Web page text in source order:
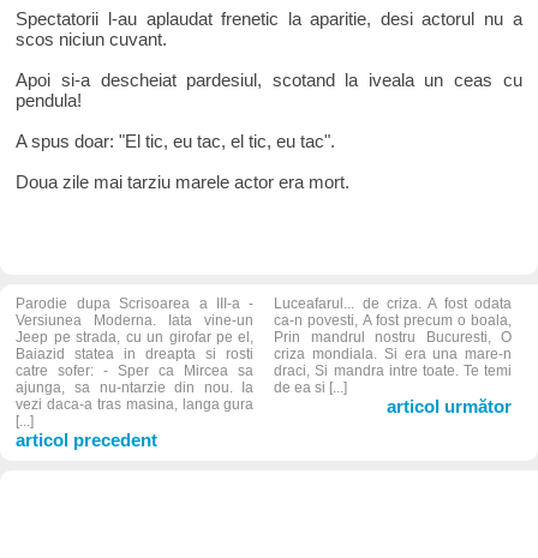
Spectatorii l-au aplaudat frenetic la aparitie, desi actorul nu a
scos niciun cuvant.
Apoi si-a descheiat pardesiul, scotand la iveala un ceas cu
pendula!
A spus doar: "El tic, eu tac, el tic, eu tac".
Doua zile mai tarziu marele actor era mort.
Parodie dupa Scrisoarea a III-a -
Versiunea Moderna. Iata vine-un
Jeep pe strada, cu un girofar pe el,
Baiazid statea in dreapta si rosti
catre sofer: - Sper ca Mircea sa
ajunga, sa nu-ntarzie din nou. Ia
vezi daca-a tras masina, langa gura
[...]
articol precedent
Luceafarul... de criza. A fost odata
ca-n povesti, A fost precum o boala,
Prin mandrul nostru Bucuresti, O
criza mondiala. Si era una mare-n
draci, Si mandra intre toate. Te temi
de ea si [...]
articol următor